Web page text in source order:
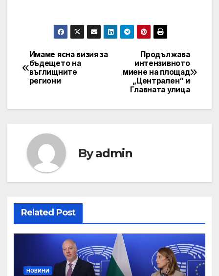
Post
navigation
Продължава
интензивното
миене на площад
„Централен“ и
Главната улица
Имаме ясна визия за
бъдещето на
въглищните
региони
Byadmin
Related Post
НОВИНИ